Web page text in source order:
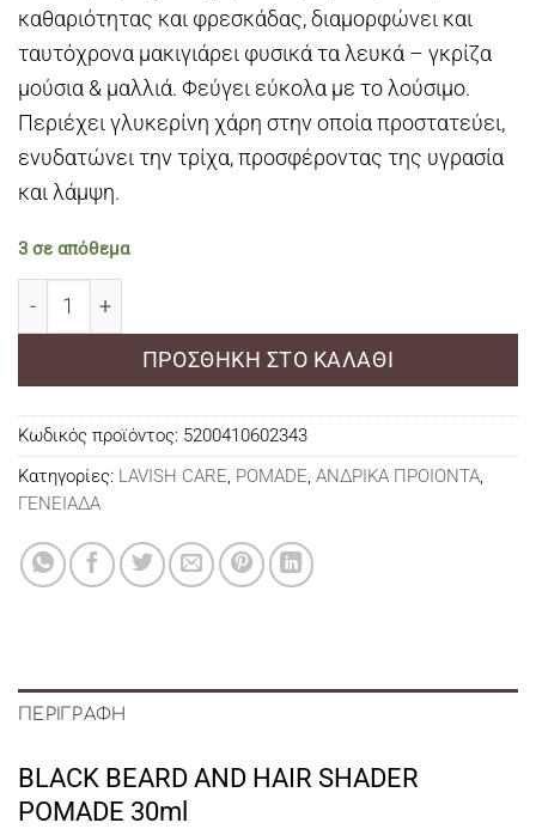
καθαριότητας και φρεσκάδας, διαμορφώνει και
ταυτόχρονα μακιγιάρει φυσικά τα λευκά – γκρίζα
μούσια & μαλλιά. Φεύγει εύκολα με το λούσιμο.
Περιέχει γλυκερίνη χάρη στην οποία προστατεύει,
ενυδατώνει την τρίχα, προσφέροντας της υγρασία
και λάμψη.
3 σε απόθεμα
ΠΡΟΣΘΉΚΗ ΣΤΟ ΚΑΛΆΘΙ
Κωδικός προϊόντος: 5200410602343
Κατηγορίες: LAVISH CARE, POMADE, ΑΝΔΡΙΚΑ ΠΡΟΙΟΝΤΑ,
ΓΕΝΕΙΑΔΑ
ΠΕΡΙΓΡΑΦΉ
BLACK BEARD AND HAIR SHADER
POMADE 30ml